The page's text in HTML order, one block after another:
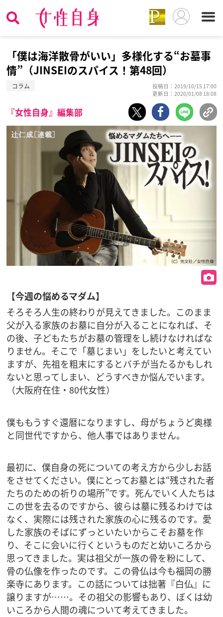
「僕は海洋散骨がいい」多様化する“お墓事
情”（JINSEIのスパイス！第48回）
コラム
投稿日：2019/10/15 17:00
更新日：2020/01/08 18:08
『女性自身』編集部
【今週の悩めるマダム】
そろそろ人生の終わりが見えてきました。このまま
父が入る家族のお墓に自分が入ることになれば、そ
の後、子どもたちがお墓の管理をし続けなければな
りません。そこで「墓じまい」をしたいと考えてい
ますが、先祖を粗末にするとバチが当たるかもしれ
ないと思ってしまい、どうすべきか悩んでいます。
（大阪府在住・80代女性）
僕ももうすぐ還暦になりますし、母がちょうど奥様
と同世代ですから、他人事ではありません。
最初に、僕自身の死についての考え方から少しお話
をさせてください。僕にとってお墓とは“残された者
たちのための祈りの場所”です。死んでいく人たちは
この世を去るのですから、彼らは墓に残るわけでは
なく、実際には残された家族の心に残るのです。愛
した家族のそばにずっといたいからこそお墓を作
り、そこに会いに行くというものだと幼いころから
思ってきました。実は祖父が一族の骨を粉にして、
骨の仏像を作ったのです。この骨仏は今も福岡の勝
楽寺にあります。この話については拙著『白仏』に
譲りますが……。その祖父の影響もあり、ぼくは幼
いころから人間の魂について考えてきました。